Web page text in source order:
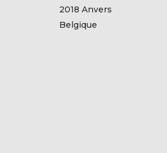
2018 Anvers
Belgique